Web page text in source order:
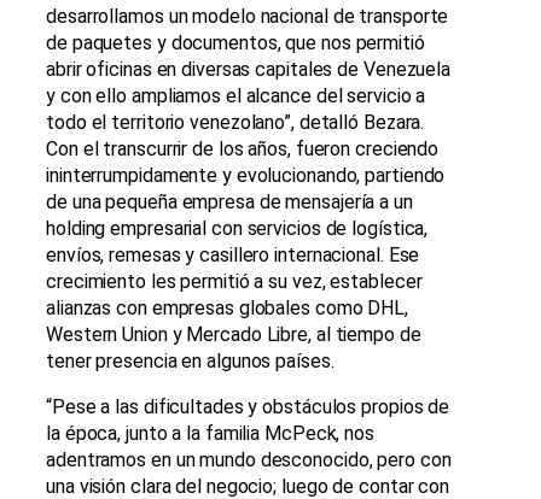
desarrollamos un modelo nacional de transporte
de paquetes y documentos, que nos permitió
abrir oficinas en diversas capitales de Venezuela
y con ello ampliamos el alcance del servicio a
todo el territorio venezolano”, detalló Bezara.
Con el transcurrir de los años, fueron creciendo
ininterrumpidamente y evolucionando, partiendo
de una pequeña empresa de mensajería a un
holding empresarial con servicios de logística,
envíos, remesas y casillero internacional. Ese
crecimiento les permitió a su vez, establecer
alianzas con empresas globales como DHL,
Western Union y Mercado Libre, al tiempo de
tener presencia en algunos países.
“Pese a las dificultades y obstáculos propios de
la época, junto a la familia McPeck, nos
adentramos en un mundo desconocido, pero con
una visión clara del negocio; luego de contar con